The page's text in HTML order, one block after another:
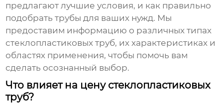
предлагают лучшие условия, и как правильно
подобрать трубы для ваших нужд. Мы
предоставим информацию о различных типах
стеклопластиковых труб, их характеристиках и
областях применения, чтобы помочь вам
сделать осознанный выбор.
Что влияет на цену стеклопластиковых
труб?